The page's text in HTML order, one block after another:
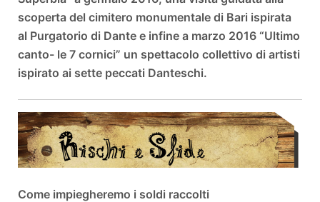
scoperta del cimitero monumentale di Bari ispirata
al Purgatorio di Dante e infine a marzo 2016 “Ultimo
canto- le 7 cornici” un spettacolo collettivo di artisti
ispirato ai sette peccati Danteschi.
Come impiegheremo i soldi raccolti